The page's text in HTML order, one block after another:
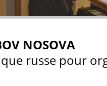
NOSOVA
russe pour